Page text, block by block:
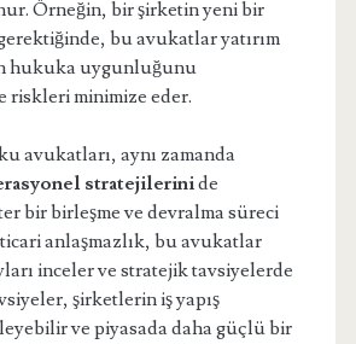
Örneğin, bir şirketin yeni bir
bu avukatlar yatırım
hukuka uygunluğunu
riskleri minimize eder.
avukatları, aynı zamanda
stratejilerinide
bir birleşme ve devralma süreci
anlaşmazlık, bu avukatlar
inceler ve stratejik tavsiyelerde
şirketlerin iş yapış
ve piyasada daha güçlü bir